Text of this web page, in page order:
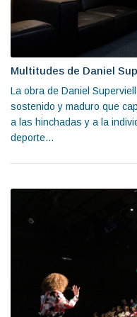
Multitudes de Daniel
La obra de Daniel
sostenido y maduro que
a las hinchadas y a la
deporte...